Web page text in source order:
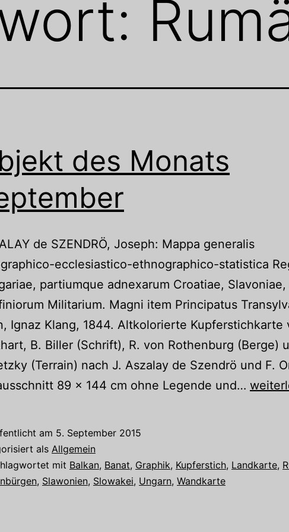
des Monats
de SZENDRÖ, Joseph: Mappa generalis
ecclesiastico-ethnographico-statistica
partiumque adnexarum Croatiae,
Militarium. Magni item Principatus
Ignaz Klang, 1844. Altkolorierte Kupferstichkarte
B. Biller (Schrift), R. von Rothenburg (Berge)
(Terrain) nach J. Aszalay de Szendrö und F.
89 x 144 cm ohne Legende und… Objekt
am 5. September 2015
als Allgemein
mit Balkan, Banat, Graphik, Kupferstich, Landkarte,
, Slawonien, Slowakei, Ungarn, Wandkarte